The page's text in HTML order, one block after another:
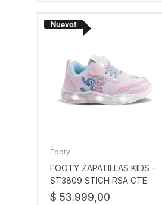
Footy
FOOTY ZAPATILLAS KIDS -
ST3809 STICH RSA CTE
$ 53.999,00